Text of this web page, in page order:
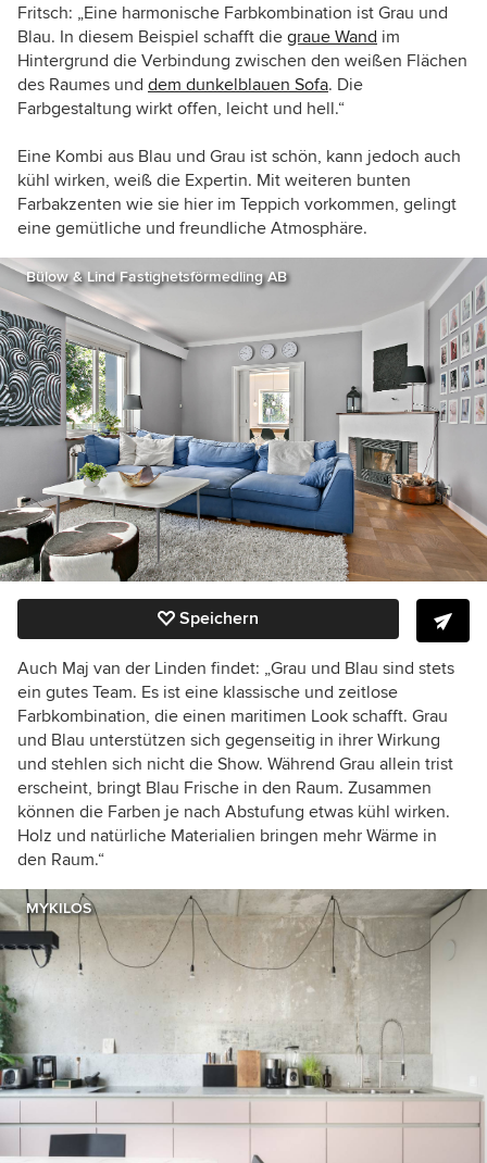
Fritsch: „Eine harmonische Farbkombination ist Grau und
Blau. In diesem Beispiel schafft die graue Wand im
Hintergrund die Verbindung zwischen den weißen Flächen
des Raumes und dem dunkelblauen Sofa. Die
Farbgestaltung wirkt offen, leicht und hell.“
Eine Kombi aus Blau und Grau ist schön, kann jedoch auch
kühl wirken, weiß die Expertin. Mit weiteren bunten
Farbakzenten wie sie hier im Teppich vorkommen, gelingt
eine gemütliche und freundliche Atmosphäre.
Bülow & Lind Fastighetsförmedling AB
Speichern
Auch Maj van der Linden findet: „Grau und Blau sind stets
ein gutes Team. Es ist eine klassische und zeitlose
Farbkombination, die einen maritimen Look schafft. Grau
und Blau unterstützen sich gegenseitig in ihrer Wirkung
und stehlen sich nicht die Show. Während Grau allein trist
erscheint, bringt Blau Frische in den Raum. Zusammen
können die Farben je nach Abstufung etwas kühl wirken.
Holz und natürliche Materialien bringen mehr Wärme in
den Raum.“
MYKILOS